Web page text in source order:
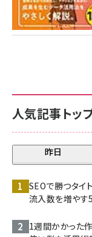
人気記事トッ
昨日
SEOで勝つタイ
流入数を増やす
1週間かかった